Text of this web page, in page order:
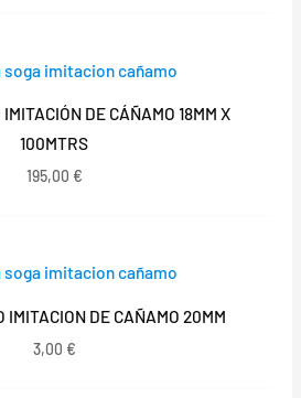
DE CÁÑAMO 18MM X
100MTRS
195,00 €
IMITACION DE CAÑAMO 20MM
3,00 €